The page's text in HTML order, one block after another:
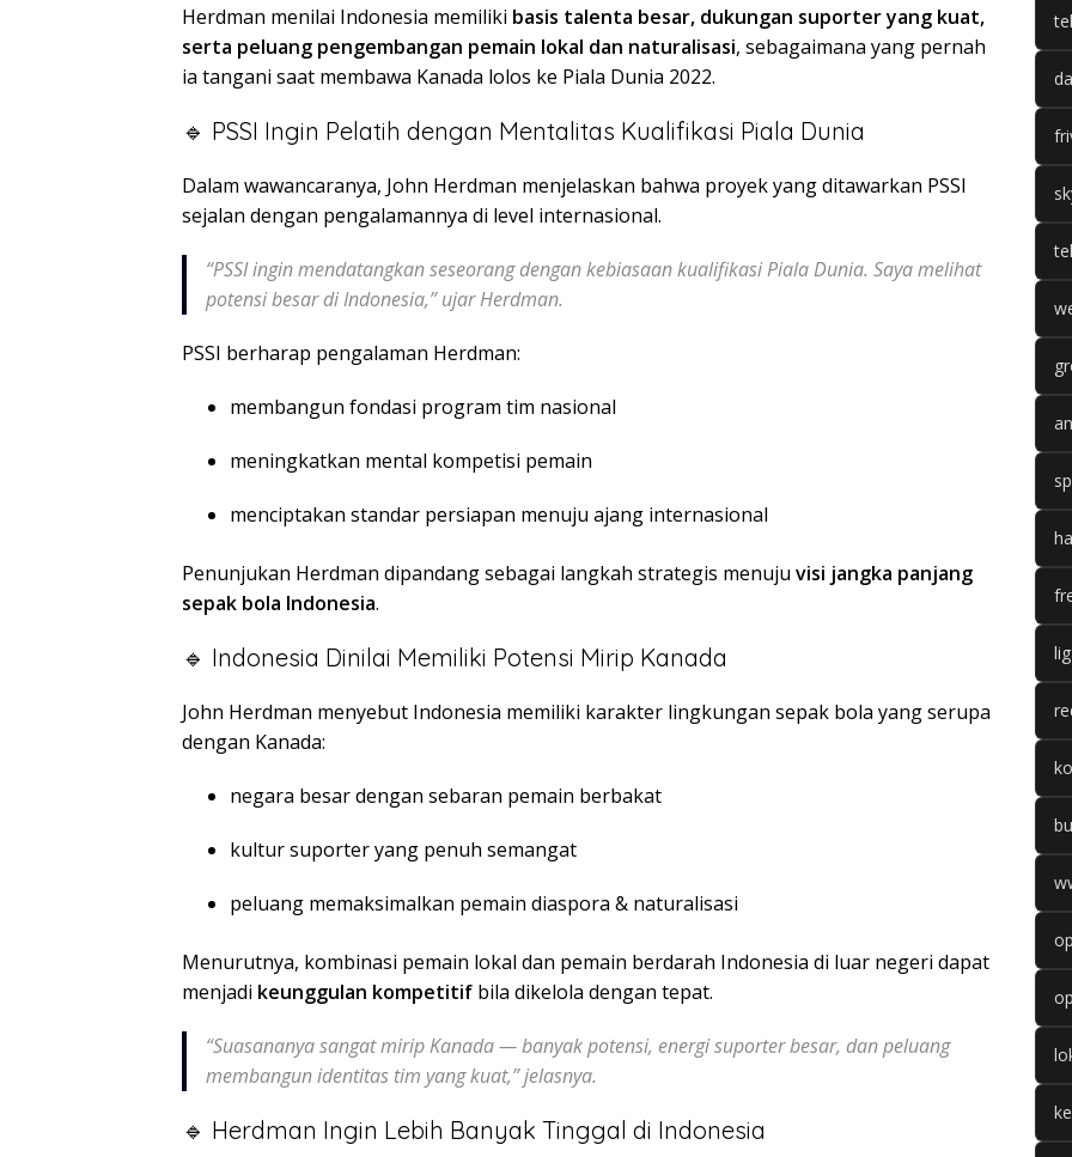
Herdman menilai Indonesia memiliki basis talenta besar, dukungan suporter yang kuat,
serta peluang pengembangan pemain lokal dan naturalisasi, sebagaimana yang pernah
ia tangani saat membawa Kanada lolos ke Piala Dunia 2022.
🔹 PSSI Ingin Pelatih dengan Mentalitas Kualifikasi Piala Dunia
Dalam wawancaranya, John Herdman menjelaskan bahwa proyek yang ditawarkan PSSI
sejalan dengan pengalamannya di level internasional.
“PSSI ingin mendatangkan seseorang dengan kebiasaan kualifikasi Piala Dunia. Saya melihat
potensi besar di Indonesia,” ujar Herdman.
PSSI berharap pengalaman Herdman:
membangun fondasi program tim nasional
meningkatkan mental kompetisi pemain
menciptakan standar persiapan menuju ajang internasional
Penunjukan Herdman dipandang sebagai langkah strategis menuju visi jangka panjang
sepak bola Indonesia.
🔹 Indonesia Dinilai Memiliki Potensi Mirip Kanada
John Herdman menyebut Indonesia memiliki karakter lingkungan sepak bola yang serupa
dengan Kanada:
negara besar dengan sebaran pemain berbakat
kultur suporter yang penuh semangat
peluang memaksimalkan pemain diaspora & naturalisasi
Menurutnya, kombinasi pemain lokal dan pemain berdarah Indonesia di luar negeri dapat
menjadi keunggulan kompetitif bila dikelola dengan tepat.
“Suasananya sangat mirip Kanada — banyak potensi, energi suporter besar, dan peluang
membangun identitas tim yang kuat,” jelasnya.
🔹 Herdman Ingin Lebih Banyak Tinggal di Indonesia